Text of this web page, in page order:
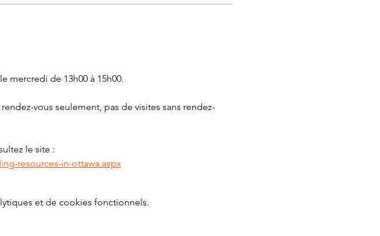
mercredi de 13h00 à 15h00.
vous seulement, pas de visites sans rendez-
le site :
resources-in-ottawa.aspx
et de cookies fonctionnels.